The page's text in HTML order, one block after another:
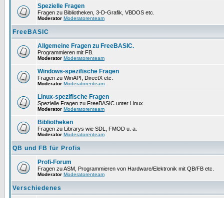
Spezielle Fragen
Fragen zu Bibliotheken, 3-D-Grafik, VBDOS etc.
Moderator Moderatorenteam
FreeBASIC
Allgemeine Fragen zu FreeBASIC.
Programmieren mit FB.
Moderator Moderatorenteam
Windows-spezifische Fragen
Fragen zu WinAPI, DirectX etc.
Moderator Moderatorenteam
Linux-spezifische Fragen
Spezielle Fragen zu FreeBASIC unter Linux.
Moderator Moderatorenteam
Bibliotheken
Fragen zu Librarys wie SDL, FMOD u. a.
Moderator Moderatorenteam
QB und FB für Profis
Profi-Forum
Fragen zu ASM, Programmieren von Hardware/Elektronik mit QB/FB etc.
Moderator Moderatorenteam
Verschiedenes